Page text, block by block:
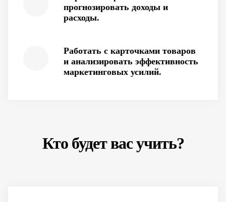
прогнозировать доходы и
расходы.
Работать с карточками товаров
и анализировать эффективность
маркетинговых усилий.
Кто будет вас учить?